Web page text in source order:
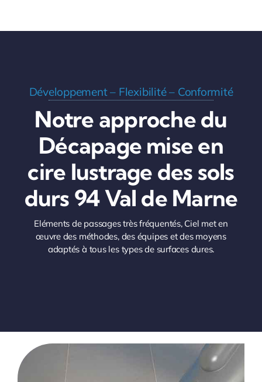
Développement – Flexibilité – Conformité
Notre approche du
Décapage mise en
cire lustrage des sols
durs 94 Val de Marne
Eléments de passages très fréquentés, Ciel met en
œuvre des méthodes, des équipes et des moyens
adaptés à tous les types de surfaces dures.